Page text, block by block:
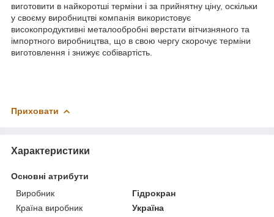
виготовити в найкоротші терміни і за прийнятну ціну, оскільки
у своєму виробництві компанія використовує
високопродуктивні металообробні верстати вітчизняного та
імпортного виробництва, що в свою чергу скорочує терміни
виготовлення і знижує собівартість.
Приховати
Характеристики
Основні атрибути
Виробник
Гідрокран
Країна виробник
Україна